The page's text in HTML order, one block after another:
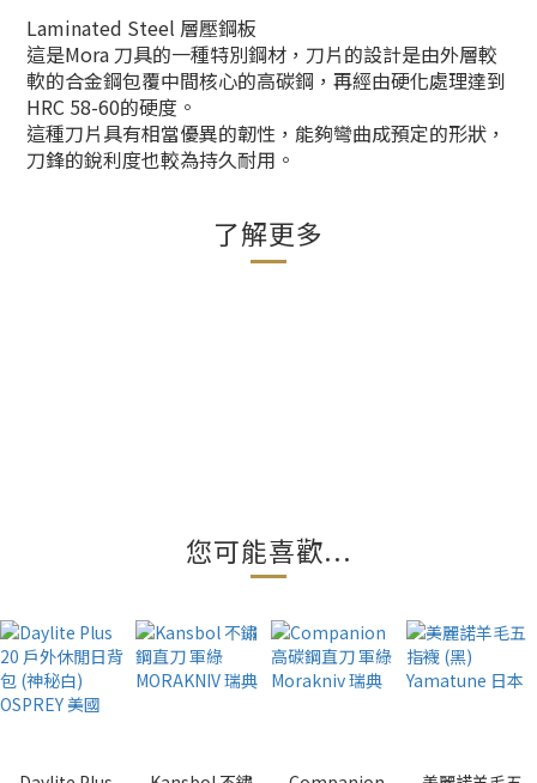
Laminated Steel 層壓鋼板
這是Mora 刀具的一種特別鋼材，刀片的設計是由外層較
軟的合金鋼包覆中間核心的高碳鋼，再經由硬化處理達到
HRC 58-60的硬度。
這種刀片具有相當優異的韌性，能夠彎曲成預定的形狀，
刀鋒的銳利度也較為持久耐用。
了解更多
您可能喜歡...